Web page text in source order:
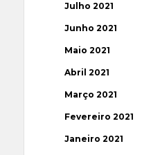
Julho 2021
Junho 2021
Maio 2021
Abril 2021
Março 2021
Fevereiro 2021
Janeiro 2021